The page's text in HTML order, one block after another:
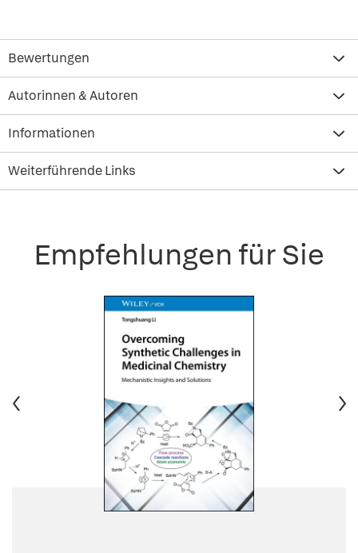
Bewertungen
Autorinnen & Autoren
Informationen
Weiterführende Links
Empfehlungen für Sie